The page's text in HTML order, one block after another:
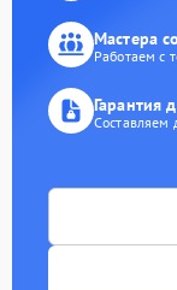
Мастера
Работаем с
Гарантия
Составляем